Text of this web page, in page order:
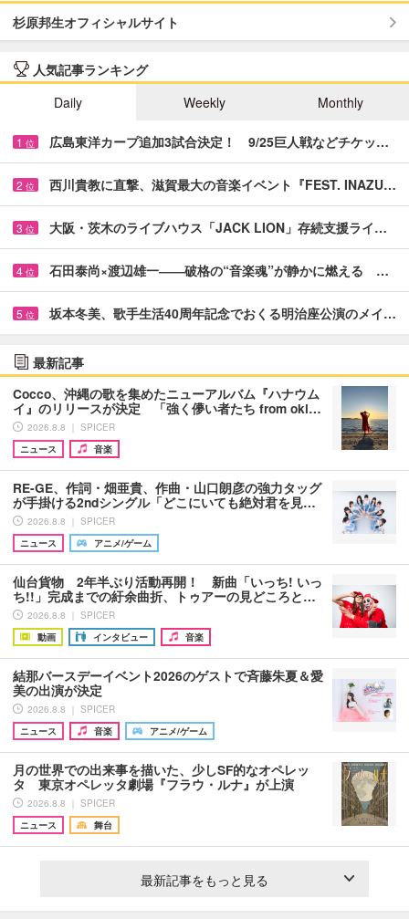
杉原邦生オフィシャルサイト
人気記事ランキング
Daily
Weekly Monthly
1 位 広島東洋カープ追加3試合決定！ 9/25巨人戦などチケッ…
2 位 西川貴教に直撃、滋賀最大の音楽イベント『FEST. INAZU…
3 位 大阪・茨木のライブハウス「JACK LION」存続支援ライ…
4 位 石田泰尚×渡辺雄一――破格の“音楽魂”が静かに燃える …
5 位 坂本冬美、歌手生活40周年記念でおくる明治座公演のメイ…
最新記事
Cocco、沖縄の歌を集めたニューアルバム『ハナウム
イ』のリリースが決定 「強く儚い者たち from oki…
2026.8.8 ｜ SPICER
ニュース
音楽
RE-GE、作詞・畑亜貴、作曲・山口朗彦の強力タッグ
が手掛ける2ndシングル「どこにいても絶対君を見…
2026.8.8 ｜ SPICER
ニュース
アニメ/ゲーム
仙台貨物 2年半ぶり活動再開！ 新曲「いっち! いっ
ち!!」完成までの紆余曲折、トゥアーの見どころと…
2026.8.8 ｜ SPICER
動画
インタビュー 音楽
結那バースデーイベント2026のゲストで斉藤朱夏＆愛
美の出演が決定
2026.8.8 ｜ SPICER
ニュース
音楽 アニメ/ゲーム
月の世界での出来事を描いた、少しSF的なオペレッ
タ 東京オペレッタ劇場『フラウ・ルナ』が上演
2026.8.8 ｜ SPICER
ニュース
舞台
最新記事をもっと見る